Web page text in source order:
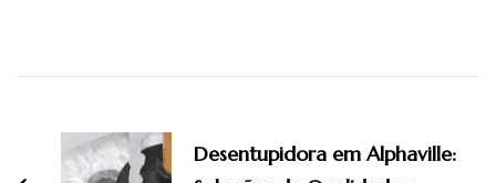
Desentupidora em Alphaville: